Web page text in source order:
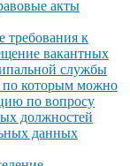
акты
к
вакантных
службы
по которым можно
по вопросу
должностей
данных